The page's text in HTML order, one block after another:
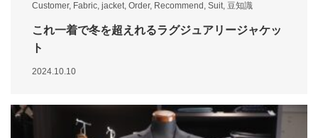
Customer, Fabric, jacket, Order, Recommend , Suit, 豆知識
これ一着で冬を超えれるラグジュアリージャケッ
ト
2024.10.10